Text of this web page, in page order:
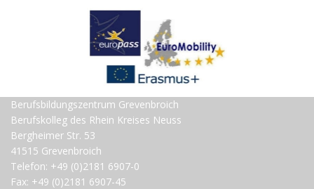
Berufsbildungszentrum Grevenbroich
Berufskolleg des Rhein Kreises Neuss
Bergheimer Str. 53
41515 Grevenbroich
Telefon: +49 (0)2181 6907-0
Fax: +49 (0)2181 6907-45